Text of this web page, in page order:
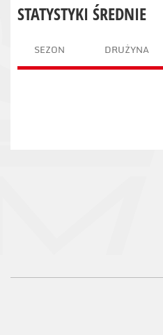
STATYSTYKI ŚREDNIE
SEZON DRUŻYNA